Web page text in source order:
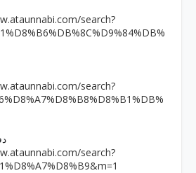
search?
search?
search?